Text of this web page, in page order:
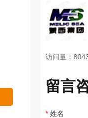
访问量：
留言
* 姓名